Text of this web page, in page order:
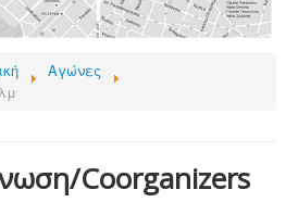
Αγώνες
Coorganizers